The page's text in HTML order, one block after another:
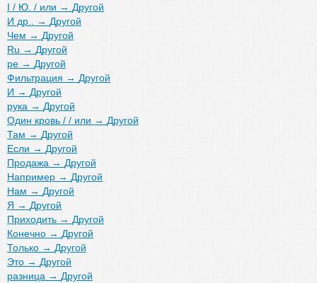
I / Ю. / или → Другой
И др..
→ Другой
Чем → Другой
Ru → Другой
ре → Другой
Фильтрация → Другой
И → Другой
рука → Другой
Один кровь / / или → Другой
Там → Другой
Если → Другой
Продажа → Другой
Например → Другой
Нам → Другой
Я → Другой
Приходить → Другой
Конечно → Другой
Только → Другой
Это → Другой
разница → Другой